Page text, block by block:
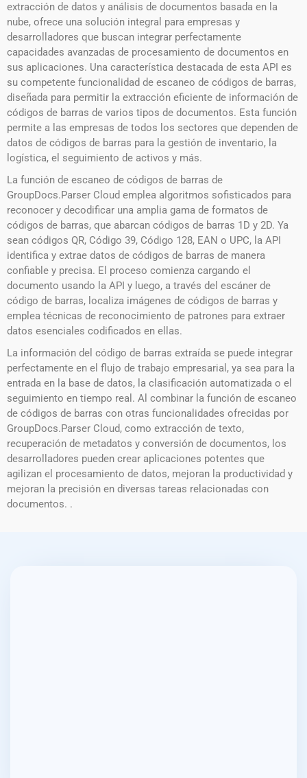
extracción de datos y análisis de documentos basada en la
nube, ofrece una solución integral para empresas y
desarrolladores que buscan integrar perfectamente
capacidades avanzadas de procesamiento de documentos en
sus aplicaciones. Una característica destacada de esta API es
su competente funcionalidad de escaneo de códigos de barras,
diseñada para permitir la extracción eficiente de información de
códigos de barras de varios tipos de documentos. Esta función
permite a las empresas de todos los sectores que dependen de
datos de códigos de barras para la gestión de inventario, la
logística, el seguimiento de activos y más.
La función de escaneo de códigos de barras de
GroupDocs.Parser Cloud emplea algoritmos sofisticados para
reconocer y decodificar una amplia gama de formatos de
códigos de barras, que abarcan códigos de barras 1D y 2D. Ya
sean códigos QR, Código 39, Código 128, EAN o UPC, la API
identifica y extrae datos de códigos de barras de manera
confiable y precisa. El proceso comienza cargando el
documento usando la API y luego, a través del escáner de
código de barras, localiza imágenes de códigos de barras y
emplea técnicas de reconocimiento de patrones para extraer
datos esenciales codificados en ellas.
La información del código de barras extraída se puede integrar
perfectamente en el flujo de trabajo empresarial, ya sea para la
entrada en la base de datos, la clasificación automatizada o el
seguimiento en tiempo real. Al combinar la función de escaneo
de códigos de barras con otras funcionalidades ofrecidas por
GroupDocs.Parser Cloud, como extracción de texto,
recuperación de metadatos y conversión de documentos, los
desarrolladores pueden crear aplicaciones potentes que
agilizan el procesamiento de datos, mejoran la productividad y
mejoran la precisión en diversas tareas relacionadas con
documentos. .